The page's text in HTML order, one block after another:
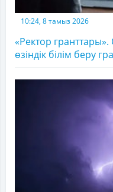
10:24, 8 тамыз 2026
«Ректор
өзіндік білім беру